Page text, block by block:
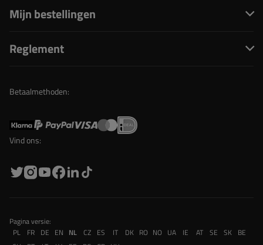
Mijn bestellingen
Reglement
Betaalmethoden:
Vind ons:
Pagina versie:
PL
FR DE EN NL CZ ES IT DK RO NO UA IE AT SE SK BE